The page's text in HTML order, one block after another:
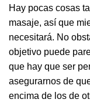
Hay pocas cosas
masaje, así que
necesitará. No
objetivo puede
que hay que ser
asegurarnos de
encima de los de